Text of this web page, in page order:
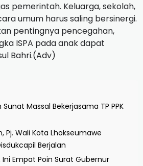
pemerintah. Keluarga, sekolah,
umum harus saling bersinergi.
pentingnya pencegahan,
ISPA pada anak dapat
Bahri.(Adv)
Sunat Massal Bekerjasama TP PPK
Pj. Wali Kota Lhokseumawe
Berjalan
Empat Poin Surat Gubernur